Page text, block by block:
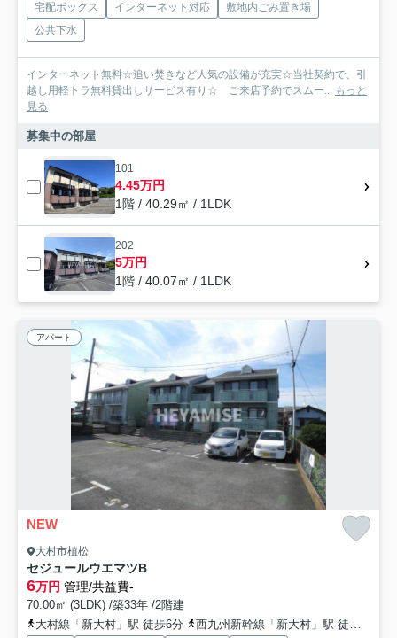
宅配ボックス インターネット対応
敷地内ごみ置き場
公共下水
インターネット無料☆追い焚きなど人気の設備が充実☆当社契約で、引
越し用軽トラ無料貸出しサービス有り☆ ご来店予約でスムー... もっと
見る
募集中の部屋
101
4.45万円
1階 / 40.29㎡ / 1LDK
202
5万円
1階 / 40.07㎡ / 1LDK
アパート
NEW
大村市植松
セジュールウエマツB
6万円 管理/共益費-
70.00㎡ (3LDK) /築33年 /2階建
大村線「新大村」駅 徒歩6分
西九州新幹線「新大村」駅 徒歩6分